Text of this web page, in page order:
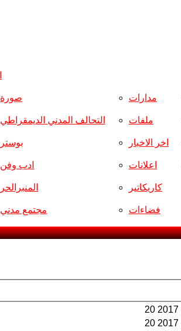
صورة
التحالف المدني الديمقراطي
بوستر
ادب وفن
المنبرالحر
مجتمع مدني
مدارات
ملفات
اخر الاخبار
اعلانات
كاريكاتير
فضاءات